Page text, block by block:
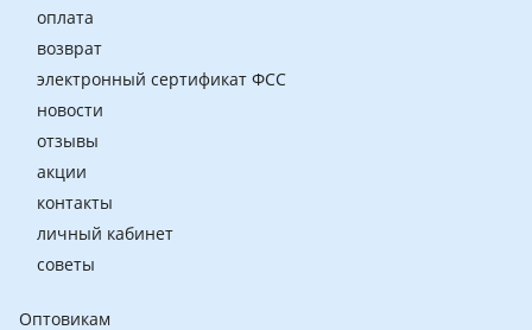
оплата
возврат
электронный сертификат ФСС
новости
отзывы
акции
контакты
личный кабинет
советы
Оптовикам